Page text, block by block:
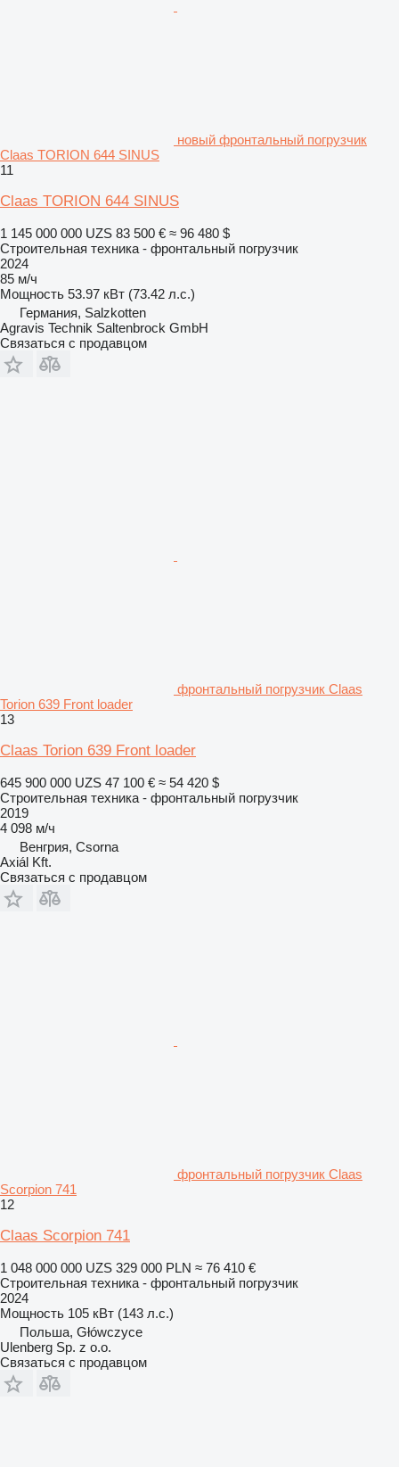
новый фронтальный погрузчик
Claas TORION 644 SINUS
11
Claas TORION 644 SINUS
1 145 000 000 UZS 83 500 € ≈ 96 480 $
Строительная техника - фронтальный погрузчик
2024
85 м/ч
Мощность 53.97 кВт (73.42 л.с.)
Германия, Salzkotten
Agravis Technik Saltenbrock GmbH
Связаться с продавцом
фронтальный погрузчик Claas
Torion 639 Front loader
13
Claas Torion 639 Front loader
645 900 000 UZS 47 100 € ≈ 54 420 $
Строительная техника - фронтальный погрузчик
2019
4 098 м/ч
Венгрия, Csorna
Axiál Kft.
Связаться с продавцом
фронтальный погрузчик Claas
Scorpion 741
12
Claas Scorpion 741
1 048 000 000 UZS 329 000 PLN ≈ 76 410 €
Строительная техника - фронтальный погрузчик
2024
Мощность 105 кВт (143 л.с.)
Польша, Główczyce
Ulenberg Sp. z o.o.
Связаться с продавцом